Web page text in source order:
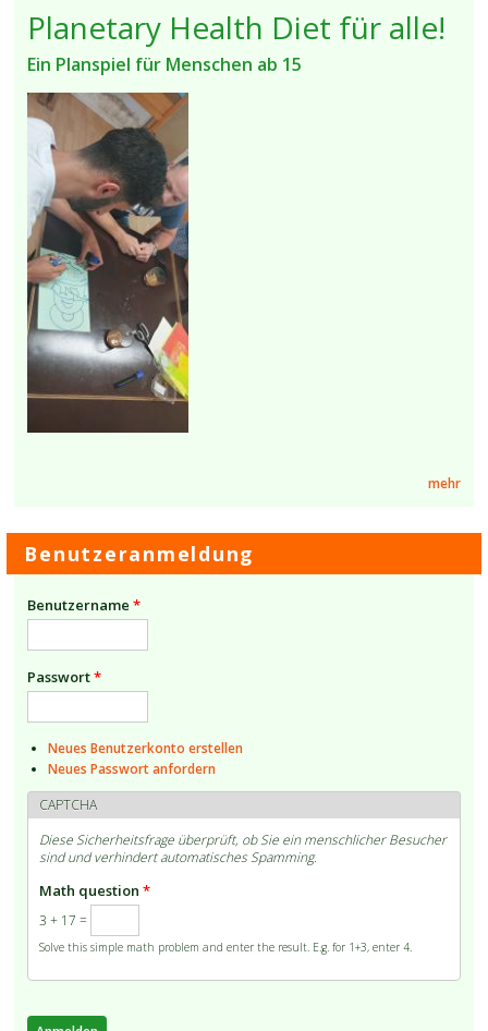
Planetary Health Diet für alle!
Ein Planspiel für Menschen ab 15
mehr
Benutzeranmeldung
Benutzername*
Passwort*
Neues Benutzerkonto erstellen
Neues Passwort anfordern
CAPTCHA
Diese Sicherheitsfrage überprüft, ob Sie ein menschlicher Besucher
sind und verhindert automatisches Spamming.
Math question*
3 + 17 =
Solve this simple math problem and enter the result. E.g. for 1+3, enter 4.